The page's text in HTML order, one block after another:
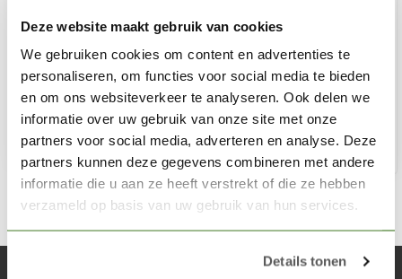
Deze website maakt gebruik van cookies
We gebruiken cookies om content en advertenties te
personaliseren, om functies voor social media te bieden
en om ons websiteverkeer te analyseren. Ook delen we
informatie over uw gebruik van onze site met onze
partners voor social media, adverteren en analyse. Deze
partners kunnen deze gegevens combineren met andere
informatie die u aan ze heeft verstrekt of die ze hebben
verzameld op basis van uw gebruik van hun services.
Details tonen
Bones and Skeleton Wargame Color Set - 4 kleuren - 17ml
- AK1069
€11,00
Niet op voorraad